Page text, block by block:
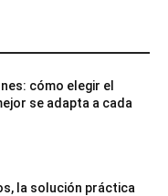
cómo elegir el
se adapta a cada
la solución práctica